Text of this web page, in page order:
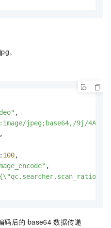
。
,
jpeg;base64,/9j/
,
: 100,
,
码后的 base64 数据传递